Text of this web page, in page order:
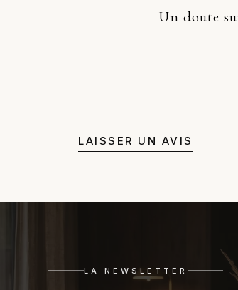
dépend du
Un doute
LAISSER UN AVIS
LA NEWSLETTER